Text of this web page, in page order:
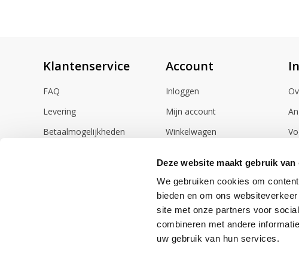
Deze website maakt gebruik van
We gebruiken cookies om
bieden en om ons
site met onze partners voor
combineren met andere
uw gebruik van hun services.
Klantenservice
FAQ
Levering
Betaalmogelijkheden
Account
Inloggen
Mijn account
Winkelwagen